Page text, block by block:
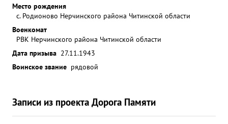
Место рождения
с. Родионово Нерчинского района Читинской области
Военкомат
РВК Нерчинского района Читинской области
Дата призыва 27.11.1943
Воинское звание рядовой
Записи из проекта Дорога Памяти